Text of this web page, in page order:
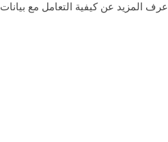
اعرف المزيد عن كيفية التعامل مع بيانات